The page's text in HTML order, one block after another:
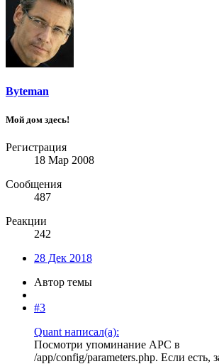
Byteman
Мой дом здесь!
Регистрация
18 Мар 2008
Сообщения
487
Реакции
242
28 Дек 2018
Автор темы
#3
Quant написал(а):
Посмотри упоминание APC в
/app/config/parameters.php. Если есть,